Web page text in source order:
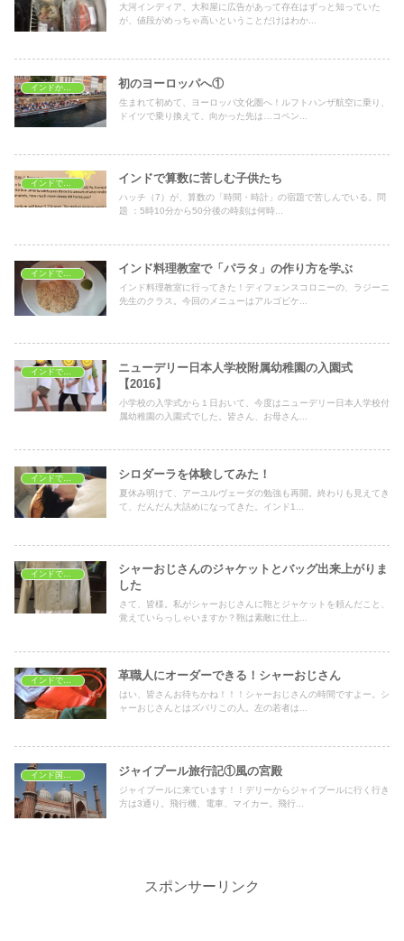
大河インディア、大和屋に広告があって存在はずっと知っていた
が、値段がめっちゃ高いということだけはわか...
初のヨーロッパへ①
生まれて初めて、ヨーロッパ文化圏へ！ルフトハンザ航空に乗り、
ドイツで乗り換えて、向かった先は…コペン...
インドで算数に苦しむ子供たち
ハッチ（7）が、算数の「時間・時計」の宿題で苦しんでいる。問
題 ：5時10分から50分後の時刻は何時...
インド料理教室で「パラタ」の作り方を学ぶ
インド料理教室に行ってきた！ディフェンスコロニーの、ラジーニ
先生のクラス。今回のメニューはアルゴビケ...
ニューデリー日本人学校附属幼稚園の入園式
【2016】
小学校の入学式から１日おいて、今度はニューデリー日本人学校付
属幼稚園の入園式でした。皆さん、お母さん...
シロダーラを体験してみた！
夏休み明けて、アーユルヴェーダの勉強も再開。終わりも見えてき
て、だんだん大詰めになってきた。インド1...
シャーおじさんのジャケットとバッグ出来上がりま
した
さて、皆様。私がシャーおじさんに鞄とジャケットを頼んだこと、
覚えていらっしゃいますか？鞄は素敵に仕上...
革職人にオーダーできる！シャーおじさん
はい、皆さんお待ちかね！！！シャーおじさんの時間ですよー。シ
ャーおじさんとはズバリこの人。左の若者は...
インド国内旅行 ジャイプール旅行記①風の宮殿
ジャイプールに来ています！！デリーからジャイプールに行く行き
方は3通り。飛行機、電車、マイカー。飛行...
スポンサーリンク